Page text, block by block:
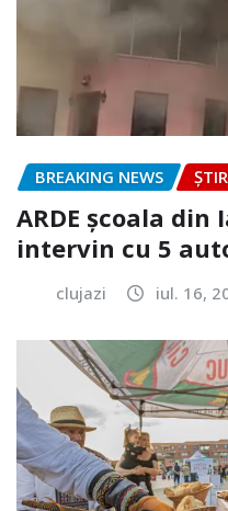
BREAKING NEWS
ARDE școala din
intervin cu 5
clujazi iul. 16,